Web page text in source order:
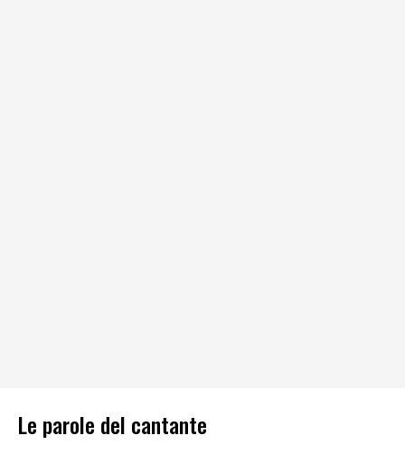
Le parole del cantante